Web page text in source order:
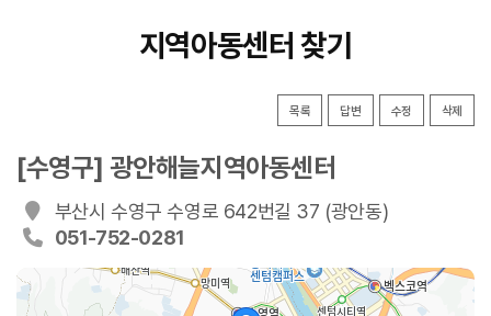
지역아동센터 찾기
목록 답변 수정 삭제
[수영구] 광안해늘지역아동센터
부산시 수영구 수영로 642번길 37 (광안동)
051-752-0281